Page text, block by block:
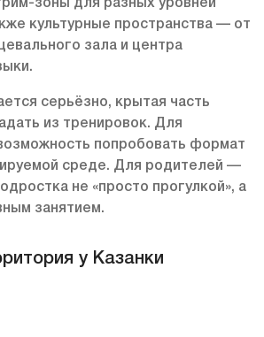
зоны для разных уровней
культурные пространства — от
зала и центра
серьёзно, крытая часть
из тренировок. Для
попробовать формат
среде. Для родителей —
не «просто прогулкой», а
занятием.
у Казанки